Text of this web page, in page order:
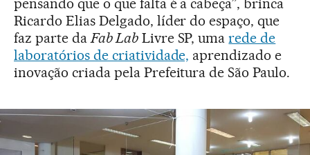
pensando que o que falta é a cabeça”, brinca
Ricardo Elias Delgado, líder do espaço, que
faz parte daFab LabLivre SP, umarede de
laboratórios de criatividade, aprendizado e
inovação criada pela Prefeitura de São Paulo.